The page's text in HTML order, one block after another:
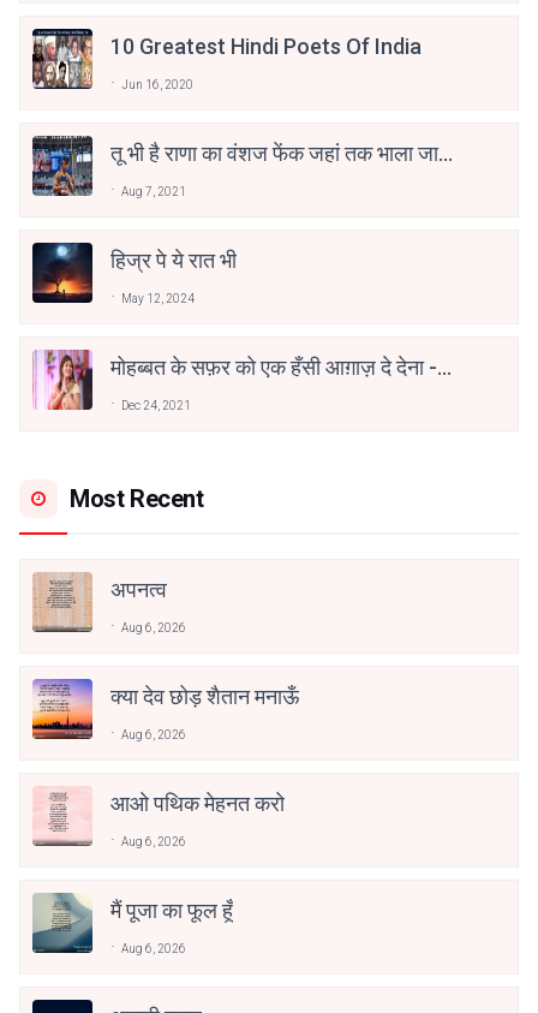
10 Greatest Hindi Poets Of India
Jun 16, 2020
तू भी है राणा का वंशज फेंक जहां तक भाला जाए:
Aug 7, 2021
हिज्र पे ये रात भी
May 12, 2024
मोहब्बत के सफ़र को एक हँसी आग़ाज़ दे देना -
Dec 24, 2021
Most Recent
अपनत्व
Aug 6, 2026
क्या देव छोड़ शैतान मनाऊँ
Aug 6, 2026
आओ पथिक मेहनत करो
Aug 6, 2026
मैं पूजा का फूल हूँ
Aug 6, 2026